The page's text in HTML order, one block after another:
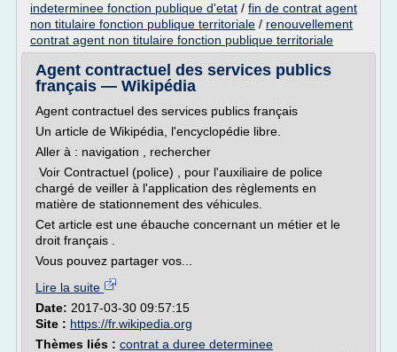
indeterminee fonction publique d'etat / fin de contrat agent
non titulaire fonction publique territoriale / renouvellement
contrat agent non titulaire fonction publique territoriale
Agent contractuel des services publics
français — Wikipédia
Agent contractuel des services publics français
Un article de Wikipédia, l'encyclopédie libre.
Aller à : navigation , rechercher
Voir Contractuel (police) , pour l'auxiliaire de police
chargé de veiller à l'application des règlements en
matière de stationnement des véhicules.
Cet article est une ébauche concernant un métier et le
droit français .
Vous pouvez partager vos...
Lire la suite
Date: 2017-03-30 09:57:15
Site : https://fr.wikipedia.org
Thèmes liés : contrat a duree determinee